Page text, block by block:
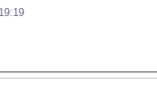
19:19